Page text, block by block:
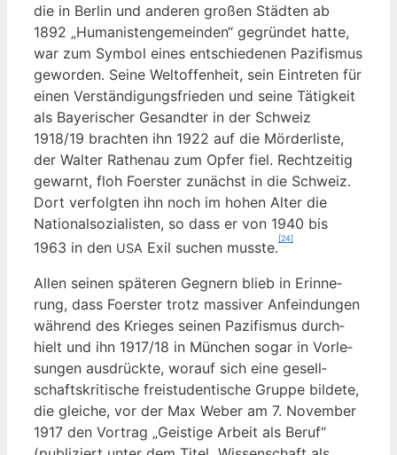
die in Ber­lin und ande­ren gro­ßen Städ­ten ab
1892 „Huma­nis­ten­ge­mein­den“ gegrün­det hat­te,
war zum Sym­bol eines ent­schie­de­nen Pazi­fis­mus
gewor­den. Sei­ne Welt­of­fen­heit, sein Ein­tre­ten für
einen Ver­stän­di­gungs­frie­den und sei­ne Tätig­keit
als Baye­ri­scher Gesand­ter in der Schweiz
1918/19 brach­ten ihn 1922 auf die Mör­der­lis­te,
der Wal­ter Rathen­au zum Opfer fiel. Recht­zei­tig
gewarnt, floh Foers­ter zunächst in die Schweiz.
Dort ver­folg­ten ihn noch im hohen Alter die
Natio­nal­so­zia­lis­ten, so dass er von 1940 bis
1963 in den USA Exil suchen muss­te.
[24]
Allen sei­nen spä­te­ren Geg­nern blieb in Erin­ne­
rung, dass Foers­ter trotz mas­si­ver Anfein­dun­gen
wäh­rend des Krie­ges sei­nen Pazi­fis­mus durch­
hielt und ihn 1917/18 in Mün­chen sogar in Vor­le­
sun­gen aus­drück­te, wor­auf sich eine gesell­
schafts­kri­ti­sche frei­stu­den­ti­sche Grup­pe bil­de­te,
die glei­che, vor der Max Weber am 7. Novem­ber
1917 den Vor­trag „Geis­ti­ge Arbeit als Beruf“